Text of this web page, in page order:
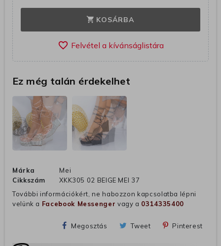
shopping_cart KOSÁRBA
favorite_border
Ez még talán érdekelhet
Márka
Mei
Cikkszám
XKK305 02 BEIGE MEI 37
További információkért, ne habozzon kapcsolatba lépni
velünk a Facebook Messenger vagy a 0314335400
Megosztás Tweet Pinterest